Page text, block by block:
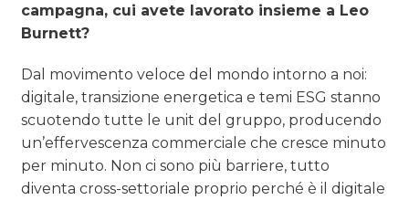
campagna, cui avete lavorato insieme a Leo
Burnett?
Dal movimento veloce del mondo intorno a noi:
digitale, transizione energetica e temi ESG stanno
scuotendo tutte le unit del gruppo, producendo
un’effervescenza commerciale che cresce minuto
per minuto. Non ci sono più barriere, tutto
diventa cross-settoriale proprio perché è il digitale